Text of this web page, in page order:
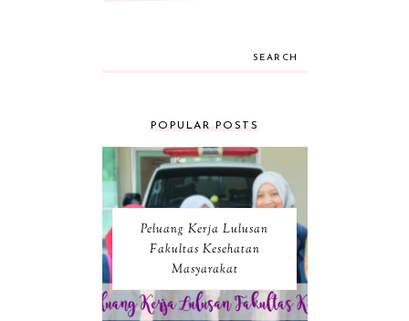
SEARCH
POPULAR POSTS
Peluang Kerja Lulusan
Fakultas Kesehatan
Masyarakat